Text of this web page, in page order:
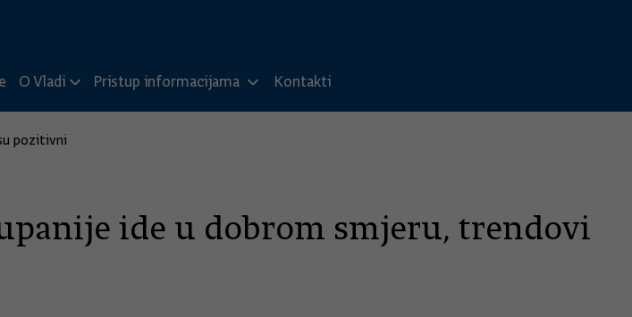
O Vladi Pristup informacijama Kontakti
pozitivni
ide u dobrom smjeru, trendovi